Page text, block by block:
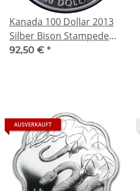
Kanada 100 Dollar 2013
Silber Bison Stampede
Canada Proof 100 CAD
92,50 € *
AUSVERKAUFT